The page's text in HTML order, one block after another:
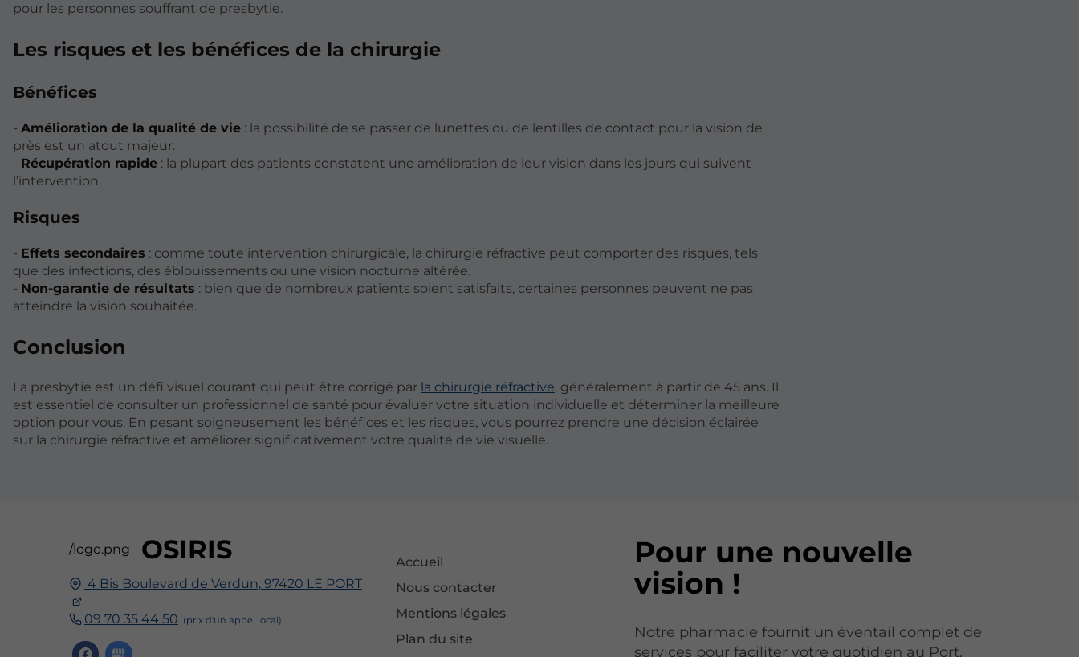
pour les personnes souffrant de presbytie.
Les risques et les bénéfices de la chirurgie
Bénéfices
- Amélioration de la qualité de vie : la possibilité de se passer de lunettes ou de lentilles de contact pour la vision de
près est un atout majeur.
- Récupération rapide : la plupart des patients constatent une amélioration de leur vision dans les jours qui suivent
l’intervention.
Risques
- Effets secondaires : comme toute intervention chirurgicale, la chirurgie réfractive peut comporter des risques, tels
que des infections, des éblouissements ou une vision nocturne altérée.
- Non-garantie de résultats : bien que de nombreux patients soient satisfaits, certaines personnes peuvent ne pas
atteindre la vision souhaitée.
Conclusion
La presbytie est un défi visuel courant qui peut être corrigé par la chirurgie réfractive, généralement à partir de 45 ans. Il
est essentiel de consulter un professionnel de santé pour évaluer votre situation individuelle et déterminer la meilleure
option pour vous. En pesant soigneusement les bénéfices et les risques, vous pourrez prendre une décision éclairée
sur la chirurgie réfractive et améliorer significativement votre qualité de vie visuelle.
/logo.png OSIRIS
4 Bis Boulevard de Verdun, 97420 LE PORT
09 70 35 44 50
Accueil
Nous contacter
Mentions légales
Plan du site
Pour une nouvelle
vision !
Notre pharmacie fournit un éventail complet de
services pour faciliter votre quotidien au Port.